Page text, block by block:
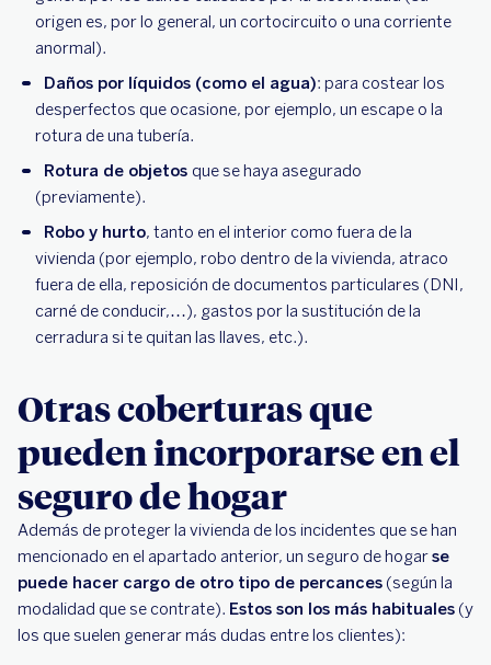
origen es, por lo general, un cortocircuito o una corriente
anormal).
Daños por líquidos (como el agua): para costear los
desperfectos que ocasione, por ejemplo, un escape o la
rotura de una tubería.
Rotura de objetos que se haya asegurado
(previamente).
Robo y hurto, tanto en el interior como fuera de la
vivienda (por ejemplo, robo dentro de la vivienda, atraco
fuera de ella, reposición de documentos particulares (DNI,
carné de conducir,…), gastos por la sustitución de la
cerradura si te quitan las llaves, etc.).
Otras coberturas que
pueden incorporarse en el
seguro de hogar
Además de proteger la vivienda de los incidentes que se han
mencionado en el apartado anterior, un seguro de hogarse
puede hacer cargo de otro tipo de percances (según la
modalidad que se contrate). Estos son los más habituales (y
los que suelen generar más dudas entre los clientes):